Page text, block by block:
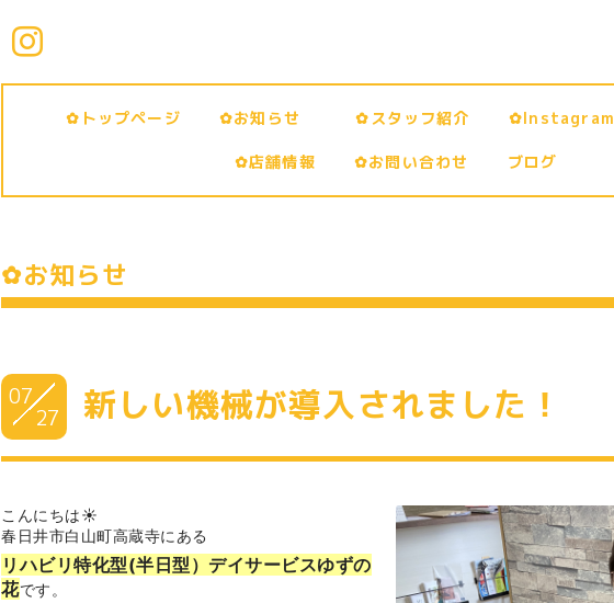
✿トップページ ✿お知らせ ✿スタッフ紹介 ✿Instagram
✿店舗情報 ✿お問い合わせ ブログ
✿お知らせ
07
27 新しい機械が導入されました！
こんにちは☀︎
春日井市白山町高蔵寺にある
リハビリ特化型(半日型） デイサービスゆずの
花です。